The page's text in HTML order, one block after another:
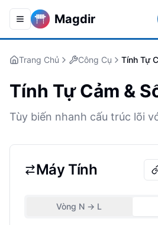
Toggle navigation menu
Magdir
Trang Chủ Công Cụ Tính Tự
Tính Tự Cảm &
Tùy biến nhanh cấu trúc lõi
Máy Tính
Vòng N -> L